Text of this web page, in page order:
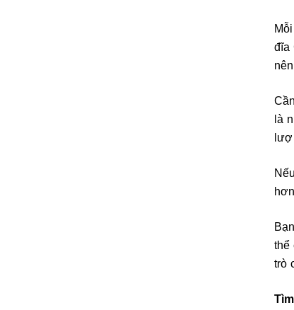
đĩa
là
thể
trò